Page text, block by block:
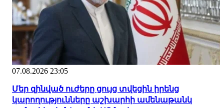
07.08.2026 23:05
Մեր զինված ուժերը ցույց տվեցին իրենց
կարողությունները աշխարհի ամենաթանկ